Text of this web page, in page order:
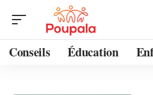
Conseils Éducation